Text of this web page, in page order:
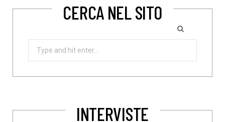
CERCA NEL SITO
Search
INTERVISTE